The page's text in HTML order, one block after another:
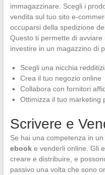
immagazzinare. Scegli i
vendita sul tuo sito e-
occuparsi della spedizione
Questo ti permette di
investire in un magazzino di
Scegli una nicchia
Crea il tuo negozio online
Collabora con fornitori
Ottimizza il tuo marketing
Scrivere e
Se hai una competenza in
ebooke venderli online. Gli
creare e distribuire, e
passivo una volta che sono